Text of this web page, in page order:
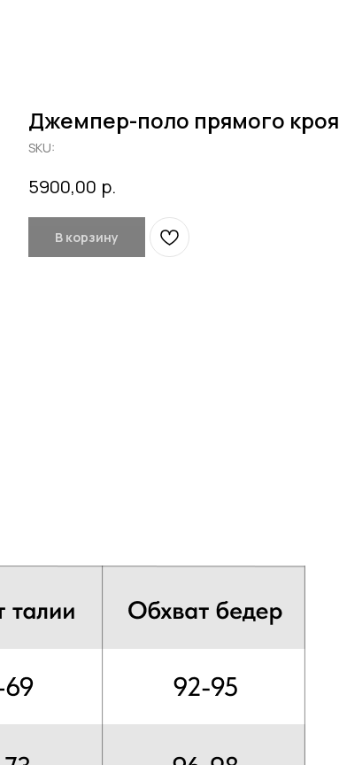
Джемпер-поло прямого кроя
SKU:
5900,00 р.
В корзину